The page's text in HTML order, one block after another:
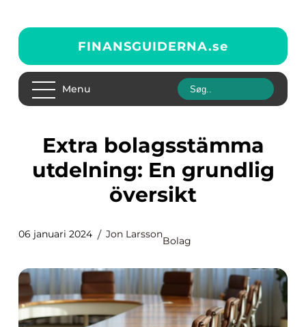
FINANSGUIDERNA.se
Menu
Extra bolagsstämma
utdelning: En grundlig
översikt
06 januari 2024 Jon Larsson
Bolag